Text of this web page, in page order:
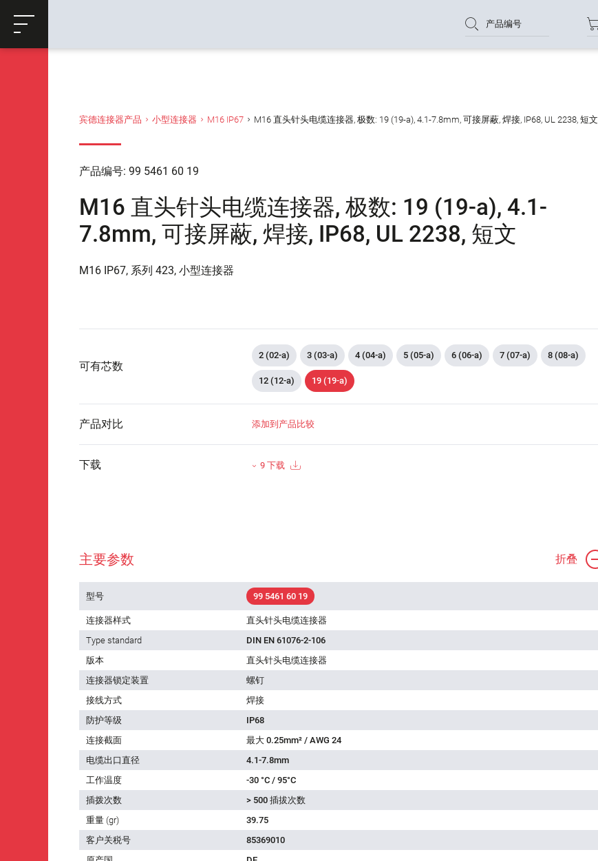
购物车
产品编号
宾德连接器产品 小型连接器 M16 IP67 M16 直头针头电缆连接器, 极数: 19 (19-a), 4.1-7.8mm, 可接屏蔽, 焊接, IP68, UL 2238, 短文
产品编号: 99 5461 60 19
M16 直头针头电缆连接器, 极数: 19 (19-a), 4.1-
7.8mm, 可接屏蔽, 焊接, IP68, UL 2238, 短文
M16 IP67, 系列 423, 小型连接器
可有芯数
2 (02-a) 3 (03-a) 4 (04-a) 5 (05-a) 6 (06-a) 7 (07-a) 8 (08-a)
12 (12-a) 19 (19-a)
产品对比 添加到产品比较
下载 9 下载
主要参数 折叠
型号 99 5461 60 19
连接器样式
直头针头电缆连接器
Type standard
DIN EN 61076-2-106
版本
直头针头电缆连接器
连接器锁定装置
螺钉
接线方式
焊接
防护等级
IP68
连接截面
最大 0.25mm² / AWG 24
电缆出口直径
4.1-7.8mm
工作温度
-30 °C / 95°C
插拨次数
> 500 插拔次数
重量 (gr)
39.75
客户关税号
85369010